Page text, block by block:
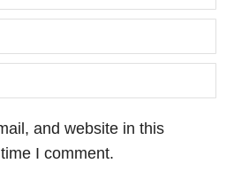
and website in this
I comment.